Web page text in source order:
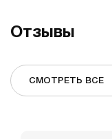
Отзывы
СМОТРЕТЬ ВСЕ